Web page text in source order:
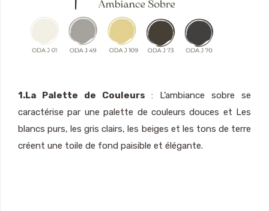
1.La Palette de Couleurs : L’ambiance sobre se
caractérise par une palette de couleurs douces et Les
blancs purs, les gris clairs, les beiges et les tons de terre
créent une toile de fond paisible et élégante.